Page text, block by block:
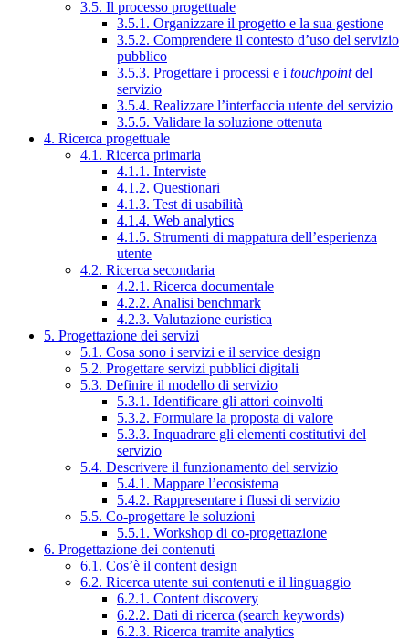
3.5. Il processo progettuale
3.5.1. Organizzare il progetto e la sua gestione
3.5.2. Comprendere il contesto d’uso del servizio
pubblico
3.5.3. Progettare i processi e i touchpointdel
servizio
3.5.4. Realizzare l’interfaccia utente del servizio
3.5.5. Validare la soluzione ottenuta
4. Ricerca progettuale
4.1. Ricerca primaria
4.1.1. Interviste
4.1.2. Questionari
4.1.3. Test di usabilità
4.1.4. Web analytics
4.1.5. Strumenti di mappatura dell’esperienza
utente
4.2. Ricerca secondaria
4.2.1. Ricerca documentale
4.2.2. Analisi benchmark
4.2.3. Valutazione euristica
5. Progettazione dei servizi
5.1. Cosa sono i servizi e il service design
5.2. Progettare servizi pubblici digitali
5.3. Definire il modello di servizio
5.3.1. Identificare gli attori coinvolti
5.3.2. Formulare la proposta di valore
5.3.3. Inquadrare gli elementi costitutivi del
servizio
5.4. Descrivere il funzionamento del servizio
5.4.1. Mappare l’ecosistema
5.4.2. Rappresentare i flussi di servizio
5.5. Co-progettare le soluzioni
5.5.1. Workshop di co-progettazione
6. Progettazione dei contenuti
6.1. Cos’è il content design
6.2. Ricerca utente sui contenuti e il linguaggio
6.2.1. Content discovery
6.2.2. Dati di ricerca (search keywords)
6.2.3. Ricerca tramite analytics